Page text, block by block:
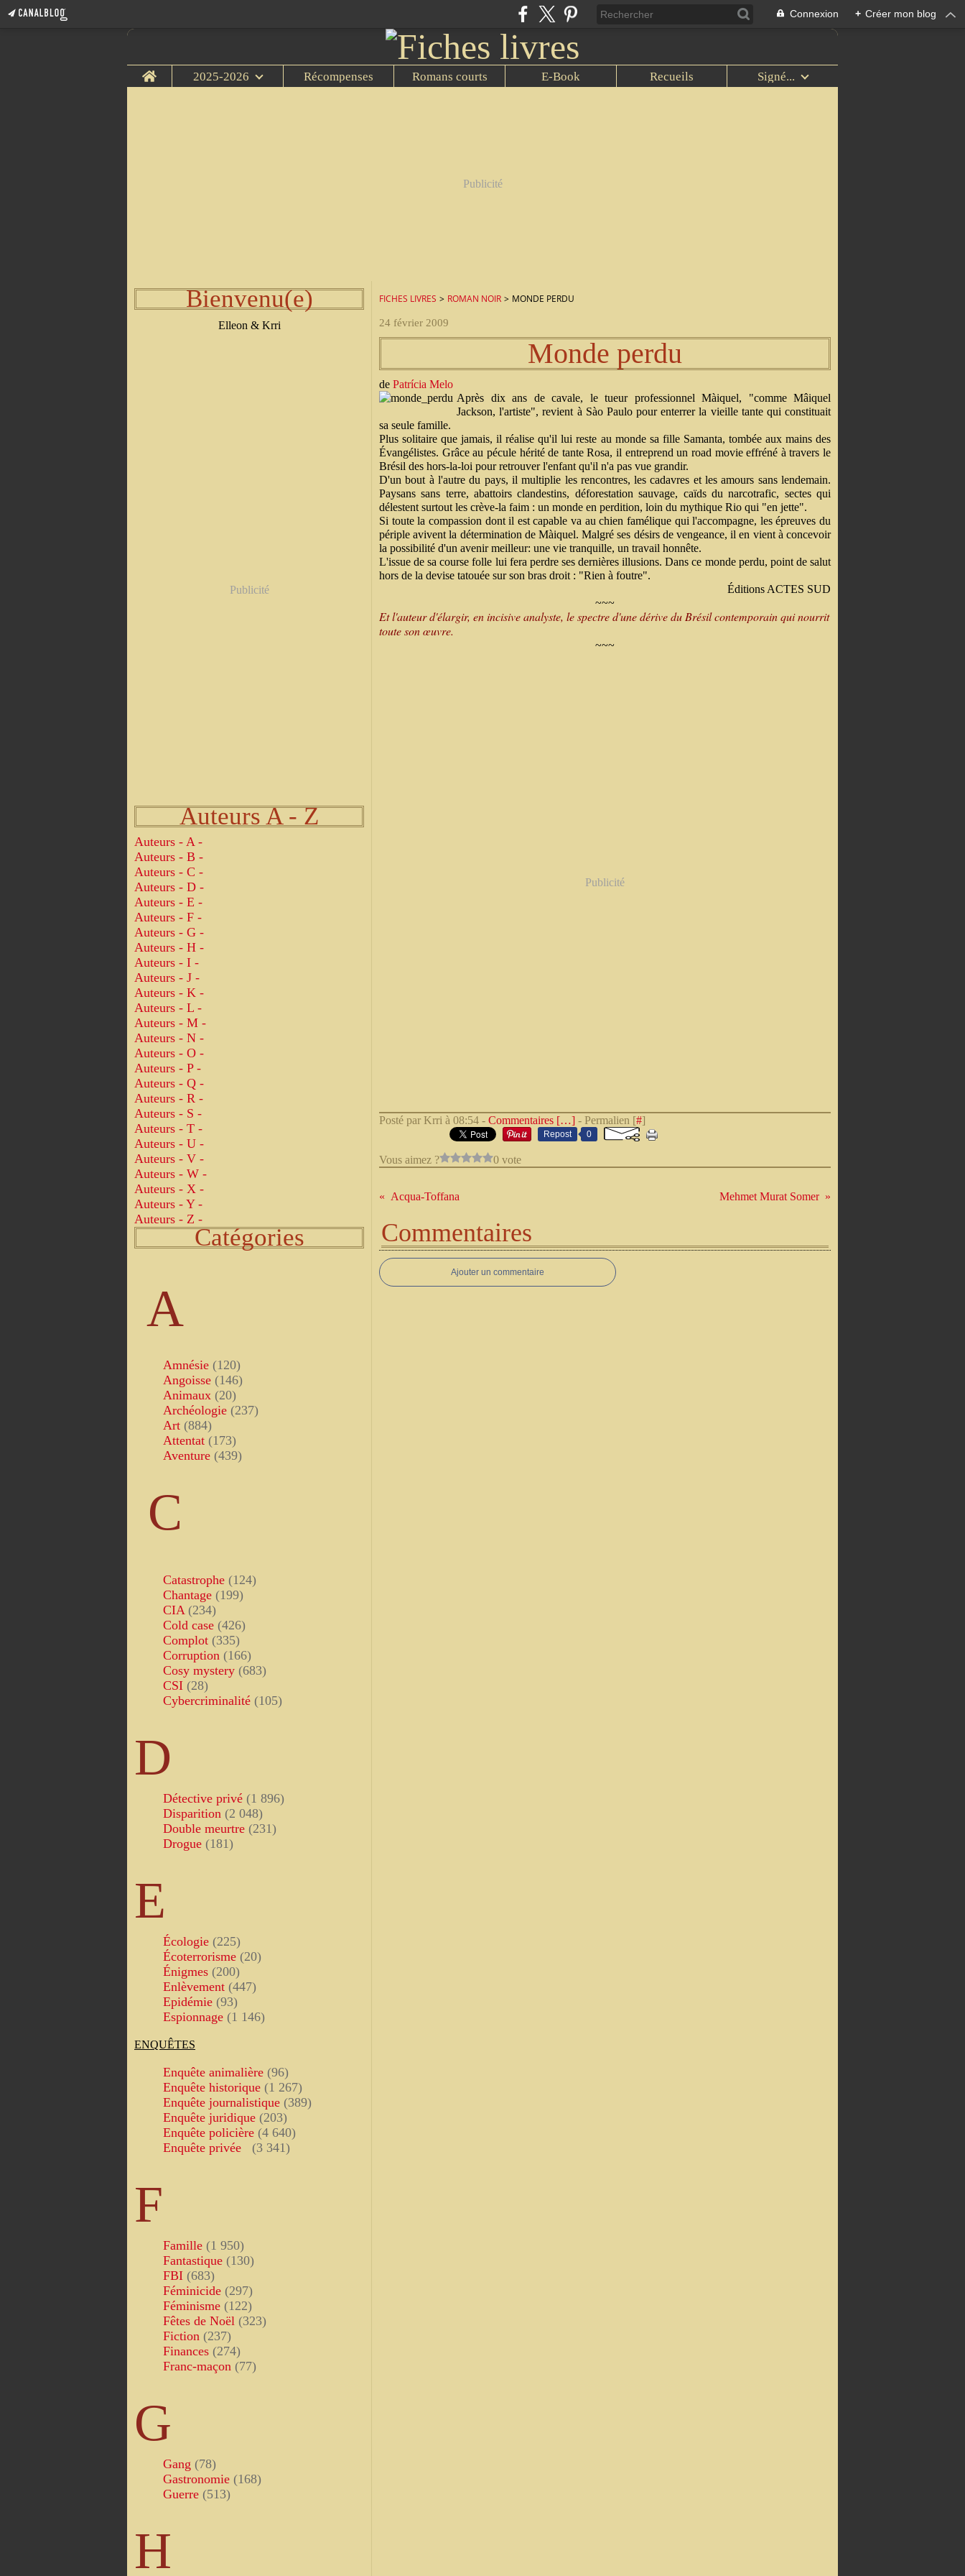
Connexion + Créer mon blog
Home 2025-2026 Récompenses Romans courts E-Book Recueils Signé...
Publicité
Bienvenu(e)
Elleon & Krri
Publicité
Auteurs A - Z
Auteurs - A -
Auteurs - B -
Auteurs - C -
Auteurs - D -
Auteurs - E -
Auteurs - F -
Auteurs - G -
Auteurs - H -
Auteurs - I -
Auteurs - J -
Auteurs - K -
Auteurs - L -
Auteurs - M -
Auteurs - N -
Auteurs - O -
Auteurs - P -
Auteurs - Q -
Auteurs - R -
Auteurs - S -
Auteurs - T -
Auteurs - U -
Auteurs - V -
Auteurs - W -
Auteurs - X -
Auteurs - Y -
Auteurs - Z -
Catégories
A
Amnésie (120)
Angoisse (146)
Animaux (20)
Archéologie (237)
Art (884)
Attentat (173)
Aventure (439)
C
Catastrophe (124)
Chantage (199)
CIA (234)
Cold case (426)
Complot (335)
Corruption (166)
Cosy mystery (683)
CSI (28)
Cybercriminalité (105)
D
Détective privé (1 896)
Disparition (2 048)
Double meurtre (231)
Drogue (181)
E
Écologie (225)
Écoterrorisme (20)
Énigmes (200)
Enlèvement (447)
Epidémie (93)
Espionnage (1 146)
ENQUÊTES
Enquête animalière (96)
Enquête historique (1 267)
Enquête journalistique (389)
Enquête juridique (203)
Enquête policière (4 640)
Enquête privée
(3 341)
F
Famille (1 950)
Fantastique (130)
FBI (683)
Féminicide (297)
Féminisme (122)
Fêtes de Noël (323)
Fiction (237)
Finances (274)
Franc-maçon (77)
G
Gang (78)
Gastronomie (168)
Guerre (513)
H
FICHES LIVRES > ROMAN NOIR > MONDE PERDU
24 février 2009
Monde perdu
de Patrícia Melo
Après dix ans de cavale, le tueur professionnel Màiquel, "comme Mâiquel
Jackson, l'artiste", revient à Sào Paulo pour enterrer la vieille tante qui constituait
sa seule famille.
Plus solitaire que jamais, il réalise qu'il lui reste au monde sa fille Samanta, tombée aux mains des
Évangélistes. Grâce au pécule hérité de tante Rosa, il entreprend un road movie effréné à travers le
Brésil des hors-la-loi pour retrouver l'enfant qu'il n'a pas vue grandir.
D'un bout à l'autre du pays, il multiplie les rencontres, les cadavres et les amours sans lendemain.
Paysans sans terre, abattoirs clandestins, déforestation sauvage, caïds du narcotrafic, sectes qui
délestent surtout les crève-la faim : un monde en perdition, loin du mythique Rio qui "en jette".
Si toute la compassion dont il est capable va au chien famélique qui l'accompagne, les épreuves du
périple avivent la détermination de Màiquel. Malgré ses désirs de vengeance, il en vient à concevoir
la possibilité d'un avenir meilleur: une vie tranquille, un travail honnête.
L'issue de sa course folle lui fera perdre ses dernières illusions. Dans ce monde perdu, point de salut
hors de la devise tatouée sur son bras droit : "Rien à foutre".
Éditions ACTES SUD
~~~
Et l'auteur d'élargir, en incisive analyste, le spectre d'une dérive du Brésil contemporain qui nourrit
toute son œuvre.
~~~
Publicité
Posté par Krri à 08:54 - Commentaires […] - Permalien [#]
Repost 0
Vous aimez ? 0 vote
Acqua-Toffana Mehmet Murat Somer
Commentaires
Ajouter un commentaire